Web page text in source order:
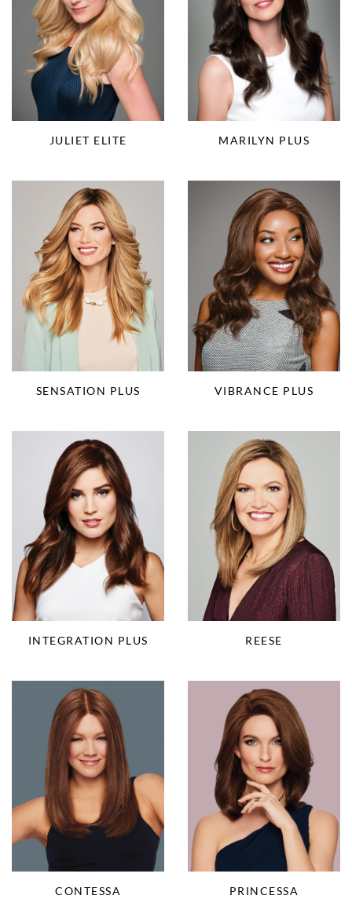
JULIET ELITE MARILYN PLUS
SENSATION PLUS VIBRANCE PLUS
INTEGRATION PLUS REESE
CONTESSA PRINCESSA